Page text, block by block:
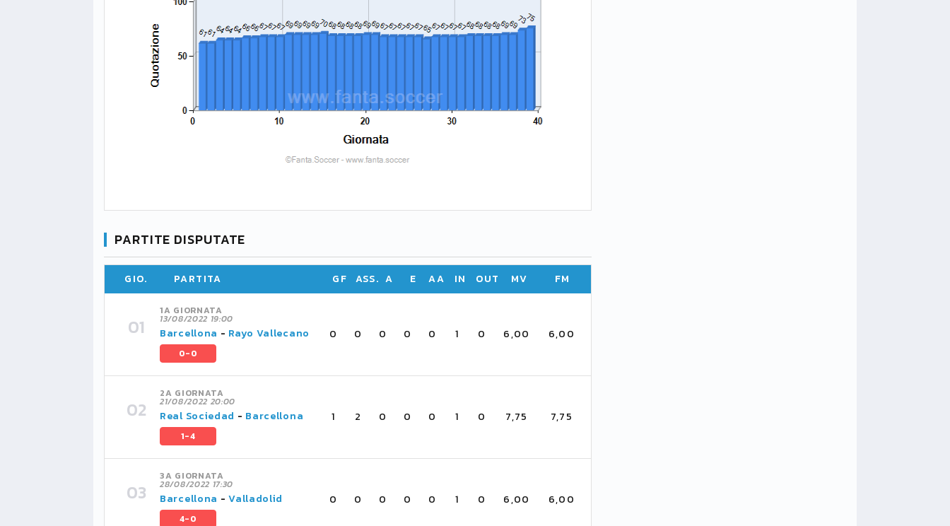
PARTITE DISPUTATE
GIO. PARTITA GF ASS. A E AA IN OUT MV FM
1A GIORNATA
13/08/2022 19:00
Barcellona - Rayo Vallecano
0-0
0 0 0 0 0 1 0 6,00 6,00
2A GIORNATA
21/08/2022 20:00
Real Sociedad - Barcellona
1-4
1 2 0 0 0 1 0 7,75 7,75
3A GIORNATA
28/08/2022 17:30
Barcellona -Valladolid
4-0
0 0 0 0 0 1 0 6,00 6,00